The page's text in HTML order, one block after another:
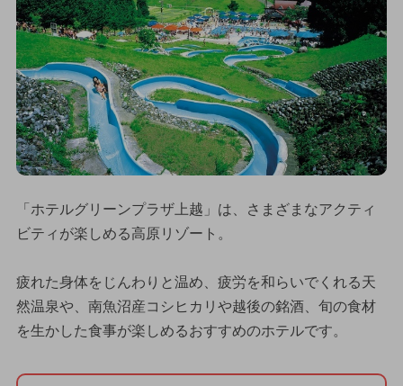
「ホテルグリーンプラザ上越」は、さまざまなアクティ
ビティが楽しめる高原リゾート。
疲れた身体をじんわりと温め、疲労を和らいでくれる天
然温泉や、南魚沼産コシヒカリや越後の銘酒、旬の食材
を生かした食事が楽しめるおすすめのホテルです。